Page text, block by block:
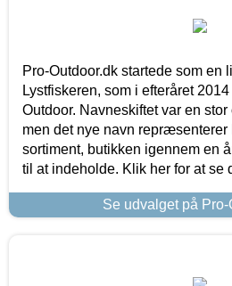
Pro-Outdoor.dk startede som en
Lystfiskeren, som i efteråret
Outdoor. Navneskiftet var en
men det nye navn repræsenterer
sortiment, butikken igennem en
til at indeholde. Klik her for at se
Se udvalget på Pro-